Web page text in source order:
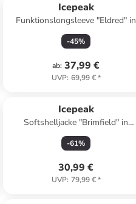
Icepeak
Funktionslongsleeve "Eldred" in
Dunkelblau
-45%
ab: 37,99 €
UVP: 69,99 €*
Icepeak
Softshelljacke "Brimfield" in
Hellblau/ Dunkelblau
-61%
30,99 €
UVP: 79,99 €*